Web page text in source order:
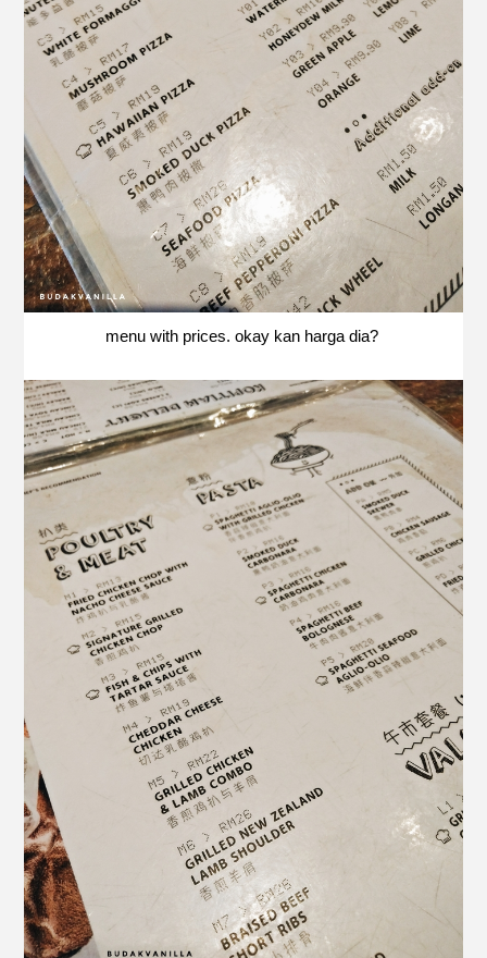
menu with prices. okay kan harga dia?